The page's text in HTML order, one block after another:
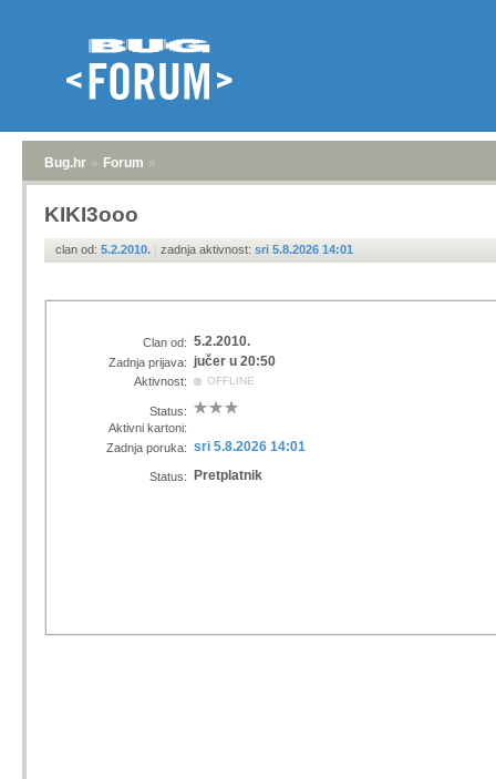
Bug.hr » Forum »
KIKI3ooo
clan od: 5.2.2010. | zadnja aktivnost: sri 5.8.2026 14:01
Clan od: 5.2.2010.
Zadnja prijava: jučer u 20:50
Aktivnost: OFFLINE
Status:
Aktivni kartoni:
Zadnja poruka: sri 5.8.2026 14:01
Status: Pretplatnik